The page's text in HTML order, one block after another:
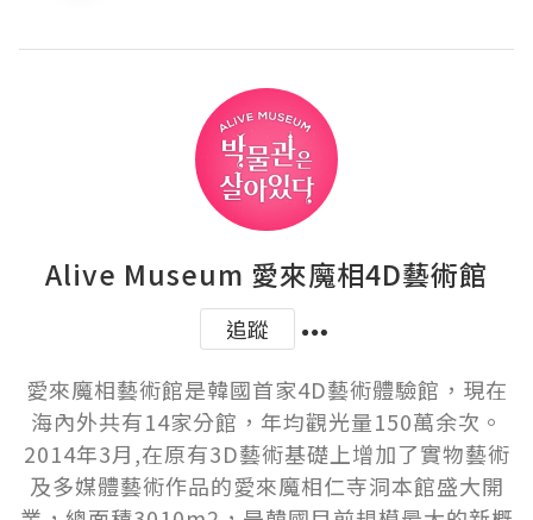
Alive Museum 愛來魔相4D藝術館
追蹤
愛來魔相藝術館是韓國首家4D藝術體驗館，現在
海內外共有14家分館，年均觀光量150萬余次。
2014年3月,在原有3D藝術基礎上增加了實物藝術
及多媒體藝術作品的愛來魔相仁寺洞本館盛大開